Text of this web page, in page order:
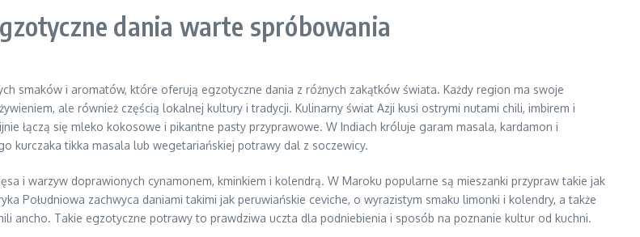
dania warte spróbowania
smaków i aromatów, które oferują egzotyczne dania z różnych zakątków świata. Każdy region ma swoje
ale również częścią lokalnej kultury i tradycji. Kulinarny świat Azji kusi ostrymi nutami chili, imbirem i
łączą się mleko kokosowe i pikantne pasty przyprawowe. W Indiach króluje garam masala, kardamon i
kurczaka tikka masala lub wegetariańskiej potrawy dal z soczewicy.
i warzyw doprawionych cynamonem, kminkiem i kolendrą. W Maroku popularne są mieszanki przypraw takie jak
Południowa zachwyca daniami takimi jak peruwiańskie ceviche, o wyrazistym smaku limonki i kolendry, a także
ancho. Takie egzotyczne potrawy to prawdziwa uczta dla podniebienia i sposób na poznanie kultur od kuchni.